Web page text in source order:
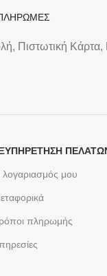
Πιστωτική
μου
πληρωμής